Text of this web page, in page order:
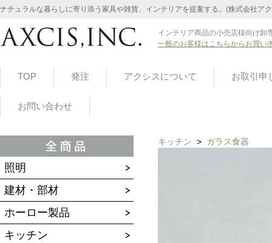
ナチュラルな暮らしに寄り添う家具や雑貨、インテリアを提案する。(株式会社ア
インテリア商品の小売店様向け卸
一般のお客様はこちらからお買い
TOP 発注 アクシスについて お取引申
お問い合わせ
照明
建材・部材
ホーロー製品
キッチン
キッチン > ガラス食器